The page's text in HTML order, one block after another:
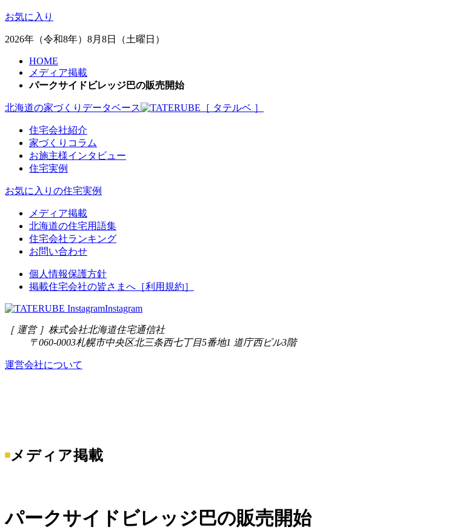
お気に入り
2026年（令和8年）8月8日（土曜日）
HOME
メディア掲載
パークサイドビレッジ巴の販売開始
北海道の家づくりデータベース ［ タテルベ ］
住宅会社紹介
家づくりコラム
お施主様インタビュー
住宅実例
お気に入りの住宅実例
メディア掲載
北海道の住宅用語集
住宅会社ランキング
お問い合わせ
個人情報保護方針
掲載住宅会社の皆さまへ［利用規約］
Instagram
［ 運営 ］ 株式会社北海道住宅通信社
〒060-0003札幌市中央区北三条西七丁目5番地1 道庁西ビル3階
運営会社について
メディア掲載
パークサイドビレッジ巴の販売開始